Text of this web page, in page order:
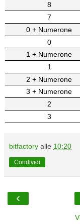
8
7
0 + Numerone
0
1 + Numerone
1
2 + Numerone
3 + Numerone
2
3
bitfactory alle 10:20
Condividi
‹